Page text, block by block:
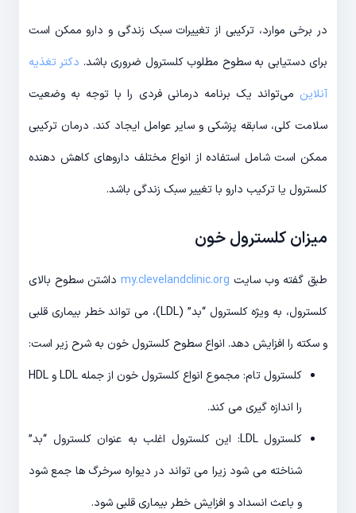
در برخی موارد، ترکیبی از تغییرات سبک زندگی و دارو ممکن است
برای دستیابی به سطوح مطلوب کلسترول ضروری باشد. دکتر تغذیه
آنلاین می‌تواند یک برنامه درمانی فردی را با توجه به وضعیت
سلامت کلی، سابقه پزشکی و سایر عوامل ایجاد کند. درمان ترکیبی
ممکن است شامل استفاده از انواع مختلف داروهای کاهش دهنده
کلسترول یا ترکیب دارو با تغییر سبک زندگی باشد.
میزان کلسترول خون
طبق گفته وب سایت my.clevelandclinic.org داشتن سطوح بالای
کلسترول، به ویژه کلسترول “بد” (LDL)، می تواند خطر بیماری قلبی
و سکته را افزایش دهد. انواع سطوح کلسترول خون به شرح زیر است:
کلسترول تام: مجموع انواع کلسترول خون از جمله LDL و HDL
را اندازه گیری می کند.
کلسترول LDL: این کلسترول اغلب به عنوان کلسترول “بد”
شناخته می شود زیرا می تواند در دیواره سرخرگ ها جمع شود
و باعث انسداد و افزایش خطر بیماری قلبی شود.